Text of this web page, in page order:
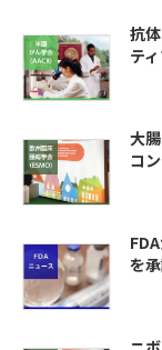
抗
テ
大
コ
を